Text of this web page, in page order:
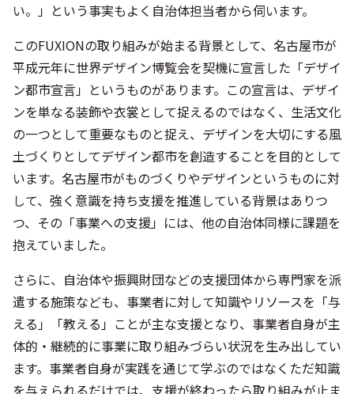
い。」という事実もよく自治体担当者から伺います。
このFUXIONの取り組みが始まる背景として、名古屋市が
平成元年に世界デザイン博覧会を契機に宣言した「デザイ
ン都市宣言」というものがあります。この宣言は、デザイ
ンを単なる装飾や衣裳として捉えるのではなく、生活文化
の一つとして重要なものと捉え、デザインを大切にする風
土づくりとしてデザイン都市を創造することを目的として
います。名古屋市がものづくりやデザインというものに対
して、強く意識を持ち支援を推進している背景はありつ
つ、その「事業への支援」には、他の自治体同様に課題を
抱えていました。
さらに、自治体や振興財団などの支援団体から専門家を派
遣する施策なども、事業者に対して知識やリソースを「与
える」「教える」ことが主な支援となり、事業者自身が主
体的・継続的に事業に取り組みづらい状況を生み出してい
ます。事業者自身が実践を通じて学ぶのではなくただ知識
を与えられるだけでは、支援が終わったら取り組みが止ま